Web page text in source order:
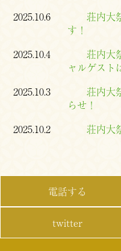
2025.10.6
荘内大
す！
2025.10.4
荘内大
ャルゲスト
2025.10.3
荘内大
らせ！
2025.10.2
荘内大
電話する
twitter